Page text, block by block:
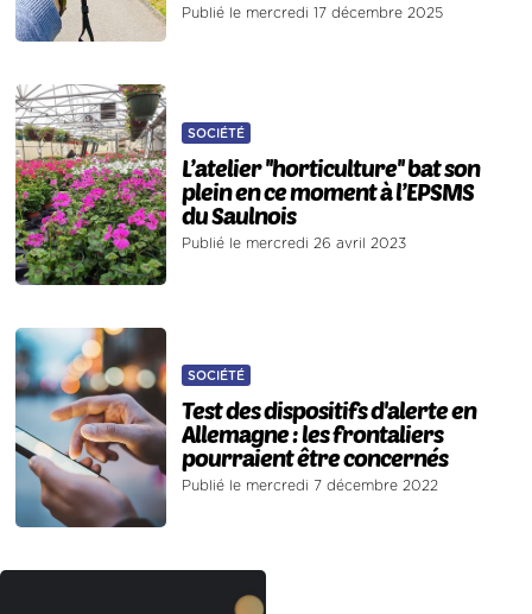
Publié le mercredi 17 décembre 2025
SOCIÉTÉ
L’atelier ''horticulture'' bat son
plein en ce moment à l’EPSMS
du Saulnois
Publié le mercredi 26 avril 2023
SOCIÉTÉ
Test des dispositifs d'alerte en
Allemagne : les frontaliers
pourraient être concernés
Publié le mercredi 7 décembre 2022